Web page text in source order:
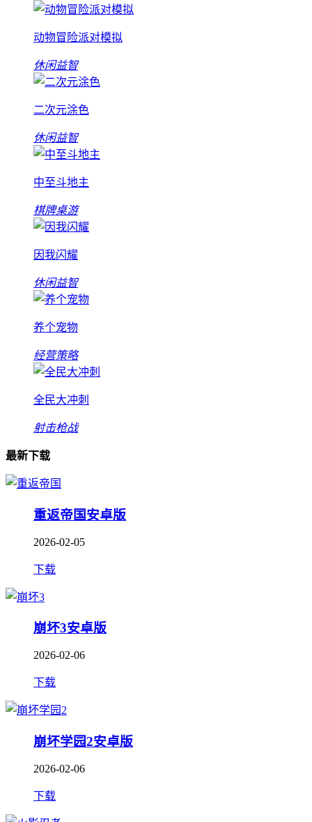
动物冒险派对模拟
休闲益智
二次元涂色
休闲益智
中至斗地主
棋牌桌游
因我闪耀
休闲益智
养个宠物
经营策略
全民大冲刺
射击枪战
最新下载
重返帝国安卓版
2026-02-05
下载
崩坏3安卓版
2026-02-06
下载
崩坏学园2安卓版
2026-02-06
下载